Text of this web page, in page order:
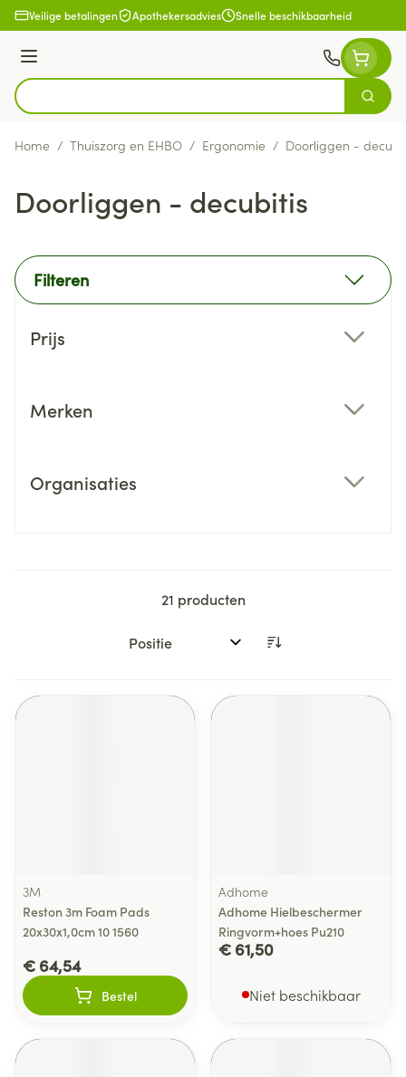
Ga naar de inhoud
Veilige betalingen Apothekersadvies Snelle beschikbaarheid
Menu
Product, merk, categorie...
Zoek
Home / Thuiszorg en EHBO / Ergonomie / Doorliggen -
Doorliggen - decubitis
Filteren
Prijs
Merken
Organisaties
21 producten
Sorteer op:
3M
Reston 3m Foam Pads
20x30x1,0cm 10 1560
€ 64,54
Bestel
Adhome
Adhome Hielbeschermer
Ringvorm+hoes Pu210
€ 61,50
Niet beschikbaar